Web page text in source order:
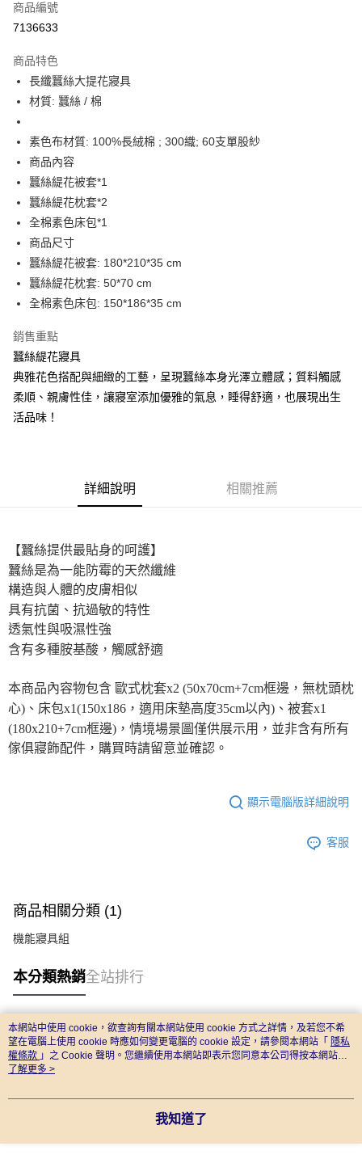
LINE Pay
街口支付
悠遊付
AFTEE先享後付
相關說明
【關於「AFTEE先享後付」】
AFTEE先享後付是「在收到商品之後才付款」的支付方式。 讓您購物簡單
便利好安心！
１．簡單：不需註冊會員、不需綁卡、不需儲值。
３．安心：先確認商品／服務後，再付款。
【「AFTEE先享後付」結帳流程】
１．於結帳方式選擇「AFTEE先享後付」後，將跳轉至「AFTEE先享後付」
結帳頁面，進行簡訊認證並確認金額後，即可完成結帳。
３．收到繳費通知簡訊後14天內，點擊此簡訊中的連結，可透過四大超商／
ATM／網路銀行／等多元方式進行付款，方視為交易完成。
※ 請注意：結帳手續完成當下不需立刻繳費，但若您需要取消訂單，請聯絡
購買商品的店家。未經商家同意取消之訂單仍視為有效，需透過AFTEE先享
後付繳納相關費用。
是否繳費成功／繳費後需取消欲退款等相關疑問，請聯繫「AFTEE先享後付
１．透過由恩沛科技股份有限公司提供之「AFTEE先享後付」服務完成之交
易，需依本服務之必要範圍內提供個人資料，並將交易相關給付款項請求債
權轉讓予恩沛科技股份有限公司。
３．未成年的使用者請事先徵得法定代理人或監護人之同意方可使用
「AFTEE先享後付」，若未經同意申辦者引起之損失，本公司不負相關責
任。
４．使用「AFTEE先享後付」時，將依據個別帳號之用戶狀況，依本公司即
時審查核予不同之上限額度；若仍有額度不足之情形，本公司將視審查結果
請求用戶進行身份認證。
５．嚴禁一人註冊多個帳號或使用他人資訊註冊。若發現惡意使用之情形，
恩沛科技股份有限公司將有權停止該用戶之使用額度並採取法律行動。
ATM付款
運送方式
每筆NT$70，滿NT$1,000(含以上)免運費
商品編號
7136633
商品特色
長纖蠶絲大提花寢具
材質: 蠶絲 / 棉
素色布材質: 100%長絨棉 ; 300織; 60支單股紗
商品內容
蠶絲緹花被套*1
蠶絲緹花枕套*2
全棉素色床包*1
商品尺寸
蠶絲緹花被套: 180*210*35 cm
蠶絲緹花枕套: 50*70 cm
全棉素色床包: 150*186*35 cm
銷售重點
蠶絲緹花寢具
典雅花色搭配與細緻的工藝，呈現蠶絲本身光澤立體感；質料觸感
柔順、親膚性佳，讓寢室添加優雅的氣息，睡得舒適，也展現出生
活品味！
詳細說明 相關推薦
【蠶絲提供最貼身的呵護】
蠶絲是為一能防霉的天然纖維
構造與人體的皮膚相似
具有抗菌、抗過敏的特性
透氣性與吸濕性強
含有多種胺基酸，觸感舒適
本商品內容物包含 歐式枕套x2 (50x70cm+7cm框邊，無枕頭枕
心)、床包x1(150x186，適用床墊高度35cm以內)、被套x1
(180x210+7cm框邊)，情境場景圖僅供展示用，並非含有所有
傢俱寢飾配件，購買時請留意並確認。
顯示電腦版詳細說明
客服
商品相關分類 (1)
機能寢具組
本分類熱銷全站排行
熱門標籤
本網站中使用 cookie，欲查詢有關本網站使用 cookie 方式之詳情，及若您不希
望在電腦上使用 cookie 時應如何變更電腦的 cookie 設定，請參閱本網站「 隱私
權條款 」之 Cookie 聲明。您繼續使用本網站即表示您同意本公司得按本網站使
用條款之 Cookie 聲明使用 cookie。
了解更多 >
我知道了